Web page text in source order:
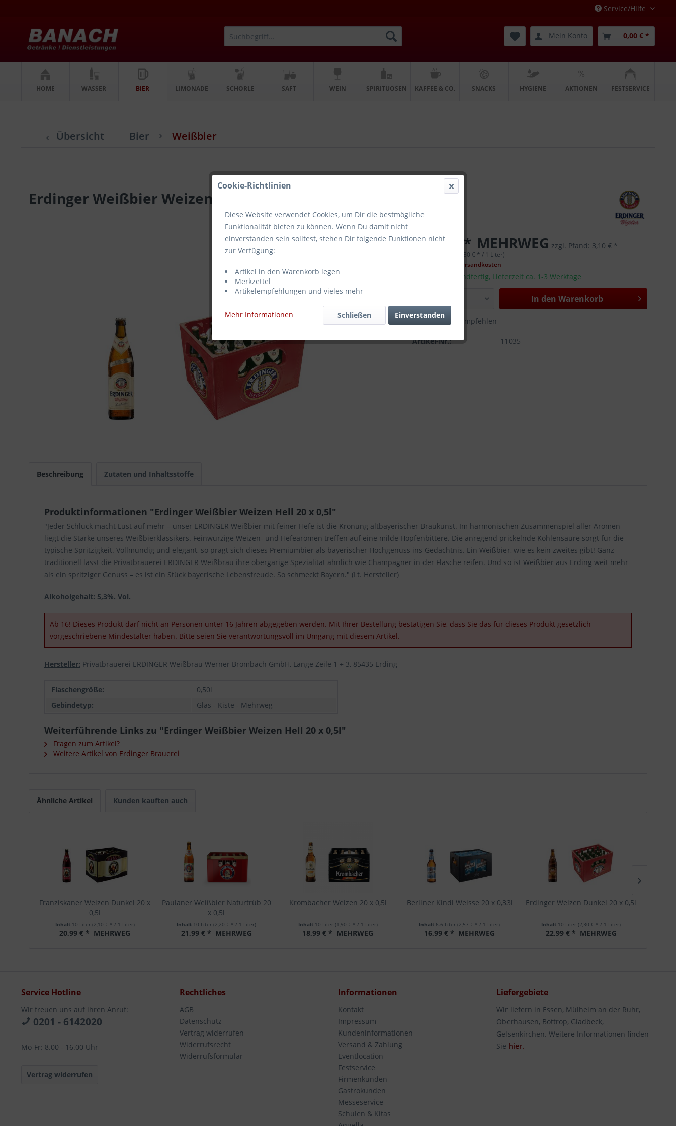
Service/Hilfe
Mein Konto 0,00 € *
HOME WASSER BIER LIMONADE SCHORLE SAFT WEIN SPIRITUOSEN KAFFEE & CO. SNACKS HYGIENE AKTIONEN FESTSERVICE
Übersicht Bier Weißbier
Erdinger Weißbier Weizen Hell 20 x 0,5l
22,99 € * MEHRWEG zzgl. Pfand: 3,10 € *
10 Liter (2,30 € * / 1 Liter)
zzgl. Versandkosten
Sofort versandfertig, Lieferzeit ca. 1-3 Werktage
In den Warenkorb
Merken Empfehlen
Artikel-Nr.: 11035
Beschreibung Zutaten und Inhaltsstoffe
Produktinformationen "Erdinger Weißbier Weizen Hell 20 x 0,5l"
"Jeder Schluck macht Lust auf mehr – unser ERDINGER Weißbier mit feiner Hefe ist die Krönung altbayerischer Braukunst. Im harmonischen Zusammenspiel aller Aromen
liegt die Stärke unseres Weißbierklassikers. Feinwürzige Weizen- und Hefearomen treffen auf eine milde Hopfenbittere. Die anregend prickelnde Kohlensäure sorgt für die
typische Spritzigkeit. Vollmundig und elegant, so prägt sich dieses Premiumbier als bayerischer Hochgenuss ins Gedächtnis. Ein Weißbier, wie es kein zweites gibt! Ganz
traditionell lässt die Privatbrauerei ERDINGER Weißbräu ihre obergärige Spezialität ähnlich wie Champagner in der Flasche reifen. Und so ist Weißbier aus Erding weit mehr
als ein spritziger Genuss – es ist ein Stück bayerische Lebensfreude. So schmeckt Bayern." (Lt. Hersteller)
Alkoholgehalt: 5,3%. Vol.
Ab 16! Dieses Produkt darf nicht an Personen unter 16 Jahren abgegeben werden. Mit Ihrer Bestellung bestätigen Sie, dass Sie das für dieses Produkt gesetzlich
vorgeschriebene Mindestalter haben. Bitte seien Sie verantwortungsvoll im Umgang mit diesem Artikel.
Hersteller: Privatbrauerei ERDINGER Weißbräu Werner Brombach GmbH, Lange Zeile 1 + 3, 85435 Erding
Flaschengröße:
0,50l
Gebindetyp:
Glas - Kiste - Mehrweg
Weiterführende Links zu "Erdinger Weißbier Weizen Hell 20 x 0,5l"
Fragen zum Artikel?
Weitere Artikel von Erdinger Brauerei
Ähnliche Artikel Kunden kauften auch
Franziskaner Weizen Dunkel 20 x
0,5l
Inhalt 10 Liter (2,10 € * / 1 Liter)
20,99 € * MEHRWEG
Paulaner Weißbier Naturtrüb 20
x 0,5l
Inhalt 10 Liter(2,20 € * / 1 Liter)
21,99 € * MEHRWEG
Krombacher Weizen 20 x 0,5l
Inhalt 10 Liter (1,90 € * / 1 Liter)
18,99 € * MEHRWEG
Berliner Kindl Weisse 20 x 0,33l
Inhalt 6.6 Liter(2,57 € * / 1 Liter)
16,99 € * MEHRWEG
Erdinger Weizen Dunkel 20 x 0,5l
Inhalt 10 Liter(2,30 € * / 1 Liter)
22,99 € * MEHRWEG
Service Hotline
Wir freuen uns auf ihren Anruf:
0201 - 6142020
Mo-Fr: 8.00 - 16.00 Uhr
Vertrag widerrufen
Rechtliches
AGB
Datenschutz
Vertrag widerrufen
Widerrufsrecht
Widerrufsformular
Informationen
Kontakt
Impressum
Kundeninformationen
Versand & Zahlung
Eventlocation
Festservice
Firmenkunden
Gastrokunden
Messeservice
Schulen & Kitas
Liefergebiete
Wir liefern in Essen, Mülheim an der Ruhr,
Oberhausen, Bottrop, Gladbeck,
Gelsenkirchen. Weitere Informationen finden
Sie hier.
Cookie-Richtlinien
Diese Website verwendet Cookies, um Dir die bestmögliche
Funktionalität bieten zu können. Wenn Du damit nicht
einverstanden sein solltest, stehen Dir folgende Funktionen nicht
zur Verfügung:
Artikel in den Warenkorb legen
Merkzettel
Artikelempfehlungen und vieles mehr
Mehr Informationen Einverstanden
Schließen